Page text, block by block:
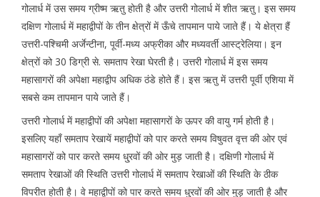
गोलार्ध में उस समय ग्रीष्म ऋतु होती है और उत्तरी गोलार्ध में शीत ऋतु। इस समय
दक्षिण गोलार्ध में महाद्वीपों के तीन क्षेत्रों में ऊँचे तापमान पाये जाते हैं। ये क्षेत्रा हैं
उत्तरी-पश्चिमी अर्जेन्टीना, पूर्वी-मध्य अफ्रीका और मध्यवर्ती आस्ट्रेलिया। इन
क्षेत्रों को 30 डिग्री से. समताप रेखा घेरती है। उत्तरी गोलार्ध में इस समय
महासागरों की अपेक्षा महाद्वीप अधिक ठंडे होते हैं। इस ऋतु में उत्तरी पूर्वी एशिया में
सबसे कम तापमान पाये जाते हैं।
उत्तरी गोलार्ध में महाद्वीपों की अपेक्षा महासागरों के ऊपर की वायु गर्म होती है।
इसलिए यहाँ समताप रेखायें महाद्वीपों को पार करते समय विषुवत वृत्त की ओर एवं
महासागरों को पार करते समय धु्रवों की ओर मुड़ जाती है। दक्षिणी गोलार्ध में
समताप रेखाओं की स्थिति उत्तरी गोलार्ध में समताप रेखाओं की स्थिति के ठीक
विपरीत होती है। वे महाद्वीपों को पार करते समय धु्रवों की ओर मुड़ जाती है और